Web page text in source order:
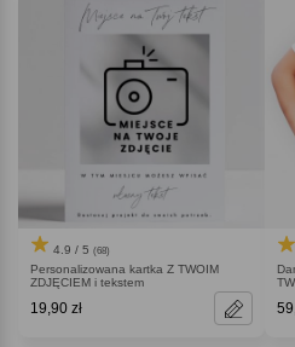
4.9 / 5 (68)
Personalizowana kartka Z TWOIM
ZDJĘCIEM i tekstem
19,90 zł